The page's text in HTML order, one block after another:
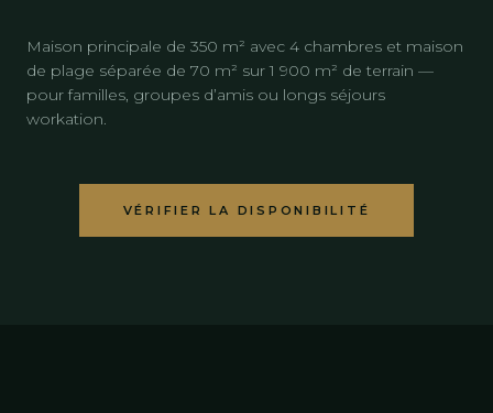
Maison principale de 350 m² avec 4 chambres et maison
de plage séparée de 70 m² sur 1 900 m² de terrain —
pour familles, groupes d’amis ou longs séjours
workation.
VÉRIFIER LA DISPONIBILITÉ